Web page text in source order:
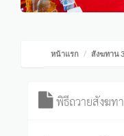
หน้าแรก สังฆทาน
พิธีถวายสังฆท